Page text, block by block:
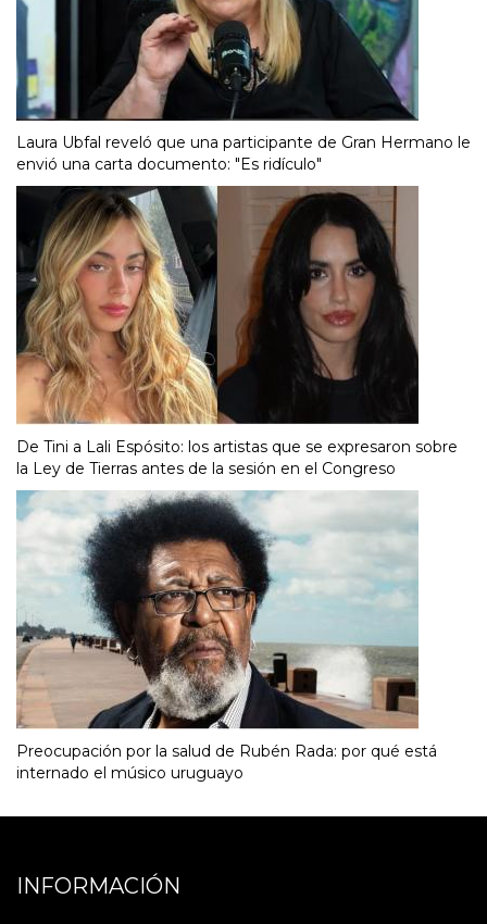
Laura Ubfal reveló que una participante de Gran Hermano le
envió una carta documento: "Es ridículo"
De Tini a Lali Espósito: los artistas que se expresaron sobre
la Ley de Tierras antes de la sesión en el Congreso
Preocupación por la salud de Rubén Rada: por qué está
internado el músico uruguayo
INFORMACIÓN